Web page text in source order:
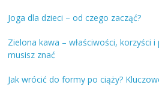
Joga dla dzieci – od czego zacząć?
Zielona kawa – właściwości, korzyści
musisz znać
Jak wrócić do formy po ciąży?